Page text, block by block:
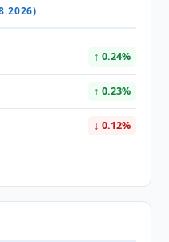
↑ 0.24%
↑ 0.23%
↓ 0.12%